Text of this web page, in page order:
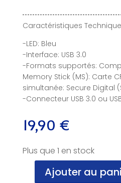
Caractéristiques
-LED: Bleu
-Interface: USB 3.0
-Formats supportés:
Memory Stick (MS): Carte
simultanée: Secure Digital
-Connecteur USB 3.0 ou
19,90 €
Plus que 1 en stock
quantitéAjouter au